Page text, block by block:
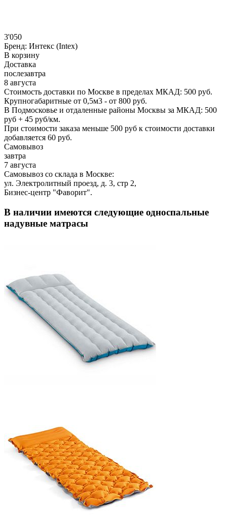
3'050
Бренд: Интекс (Intex)
В корзину
Доставка
послезавтра
8 августа
Стоимость доставки по Москве в пределах МКАД: 500 руб.
Крупногабаритные от 0,5м3 - от 800 руб.
В Подмосковье и отдаленные районы Москвы за МКАД: 500
руб + 45 руб/км.
При стоимости заказа меньше 500 руб к стоимости доставки
добавляется 60 руб.
Самовывоз
завтра
7 августа
Самовывоз со склада в Москве:
ул. Электролитный проезд, д. 3, стр 2,
Бизнес-центр "Фаворит".
В наличии имеются следующие односпальные
надувные матрасы